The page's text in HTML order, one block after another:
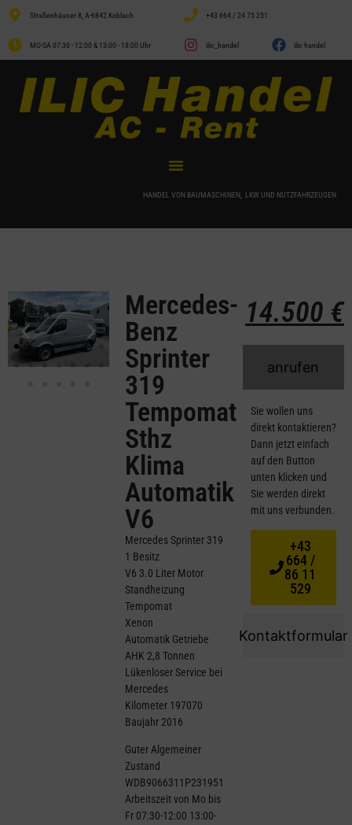
Straßenhäuser 8, A-6842 Koblach +43 664 / 24 75 251
MO-SA 07:30 - 12:00 & 13:00 - 18:00 Uhr ilic_handel ilic handel
HANDEL VON BAUMASCHINEN, LKW UND NUTZFAHRZEUGEN
Mercedes-
Benz
Sprinter
319
Tempomat
Sthz
Klima
Automatik
V6
Mercedes Sprinter 319
1 Besitz
V6 3.0 Liter Motor
Standheizung
Tempomat
Xenon
Automatik Getriebe
AHK 2,8 Tonnen
Lükenloser Service bei
Mercedes
Kilometer 197070
Baujahr 2016
Guter Algemeiner
Zustand
WDB9066311P231951
Arbeitszeit von Mo bis
Fr 07:30-12:00 13:00-
14.500 €
anrufen
Kontaktformular
Sie wollen uns
direkt kontaktieren?
Dann jetzt einfach
auf den Button
unten klicken und
Sie werden direkt
mit uns verbunden.
+43
664 /
86 11
529